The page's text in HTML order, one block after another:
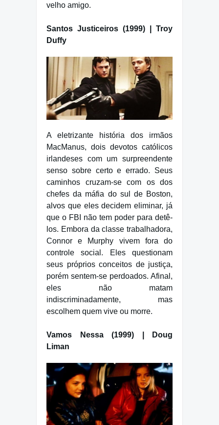
velho amigo.
Santos Justiceiros (1999) | Troy
Duffy
A eletrizante história dos irmãos
MacManus, dois devotos católicos
irlandeses com um surpreendente
senso sobre certo e errado. Seus
caminhos cruzam-se com os dos
chefes da máfia do sul de Boston,
alvos que eles decidem eliminar, já
que o FBI não tem poder para detê-
los. Embora da classe trabalhadora,
Connor e Murphy vivem fora do
controle social. Eles questionam
seus próprios conceitos de justiça,
porém sentem-se perdoados. Afinal,
eles não matam
indiscriminadamente, mas
escolhem quem vive ou morre.
Vamos Nessa (1999) | Doug
Liman